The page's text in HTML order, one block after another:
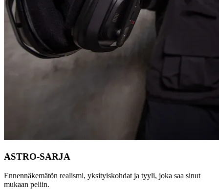
ASTRO-SARJA
Ennennäkemätön realismi, yksityiskohdat ja tyyli, joka saa sinut
mukaan peliin.